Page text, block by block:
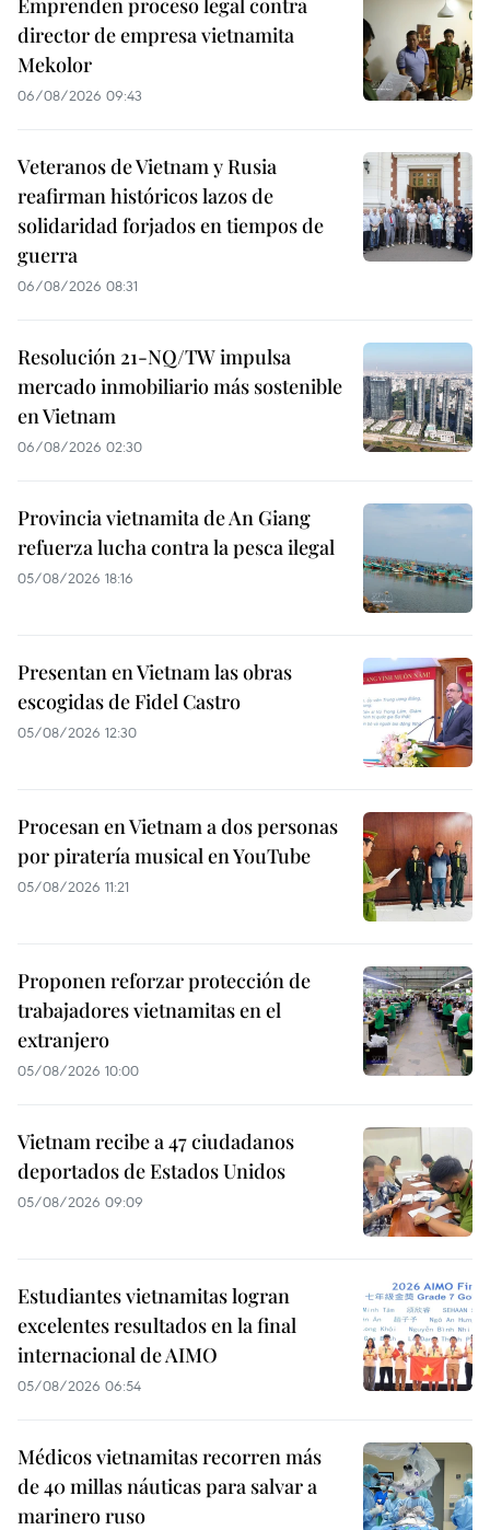
Emprenden proceso legal contra
director de empresa vietnamita
Mekolor
06/08/2026 09:43
Veteranos de Vietnam y Rusia
reafirman históricos lazos de
solidaridad forjados en tiempos de
guerra
06/08/2026 08:31
Resolución 21-NQ/TW impulsa
mercado inmobiliario más sostenible
en Vietnam
06/08/2026 02:30
Provincia vietnamita de An Giang
refuerza lucha contra la pesca ilegal
05/08/2026 18:16
Presentan en Vietnam las obras
escogidas de Fidel Castro
05/08/2026 12:30
Procesan en Vietnam a dos personas
por piratería musical en YouTube
05/08/2026 11:21
Proponen reforzar protección de
trabajadores vietnamitas en el
extranjero
05/08/2026 10:00
Vietnam recibe a 47 ciudadanos
deportados de Estados Unidos
05/08/2026 09:09
Estudiantes vietnamitas logran
excelentes resultados en la final
internacional de AIMO
05/08/2026 06:54
Médicos vietnamitas recorren más
de 40 millas náuticas para salvar a
marinero ruso